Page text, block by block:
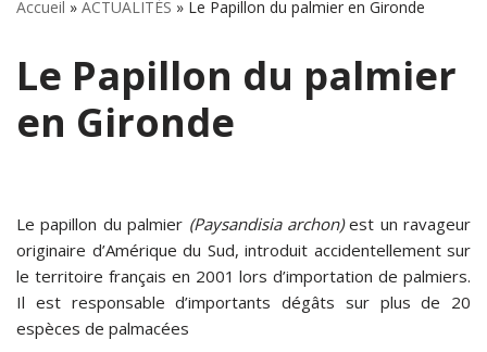
Accueil » ACTUALITÉS » Le Papillon du palmier en Gironde
Le Papillon du palmier
en Gironde
Le papillon du palmier (Paysandisia archon)est un ravageur
originaire d’Amérique du Sud, introduit accidentellement sur
le territoire français en 2001 lors d’importation de palmiers.
Il est responsable d’importants dégâts sur plus de 20
espèces de palmacées